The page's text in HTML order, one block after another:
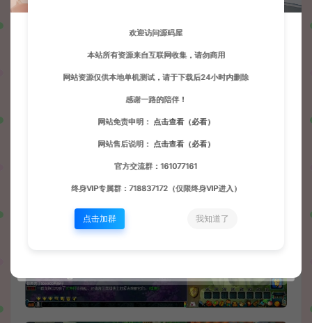
欢迎访问源码屋
本站所有资源来自互联网收集，请勿商用
网站资源仅供本地单机测试，请于下载后24小时内删除
感谢一路的陪伴！
网站免责申明： 点击查看（必看）
网站售后说明： 点击查看（必看）
官方交流群：161077161
终身VIP专属群：718837172（仅限终身VIP进入）
点击加群 我知道了